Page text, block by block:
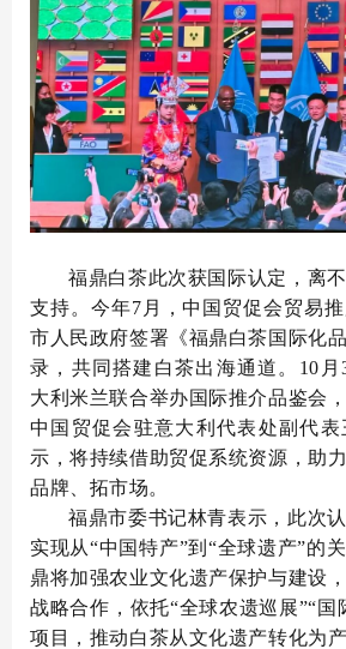
福鼎白茶此次获国际认定，离
支持。今年7月，中国贸促会贸易
市人民政府签署《福鼎白茶国际化
录，共同搭建白茶出海通道。10
大利米兰联合举办国际推介品鉴会
中国贸促会驻意大利代表处副代
示，将持续借助贸促系统资源，助
品牌、拓市场。
福鼎市委书记林青表示，此次
实现从“中国特产”到“全球遗产”的
鼎将加强农业文化遗产保护与建设
战略合作，依托“全球农遗巡展”“国
项目，推动白茶从文化遗产转化为